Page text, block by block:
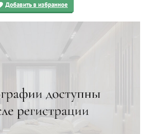
Добавить в избранное